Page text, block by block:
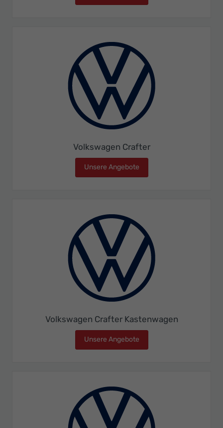
Volkswagen Crafter
Unsere Angebote
Volkswagen Crafter Kastenwagen
Unsere Angebote